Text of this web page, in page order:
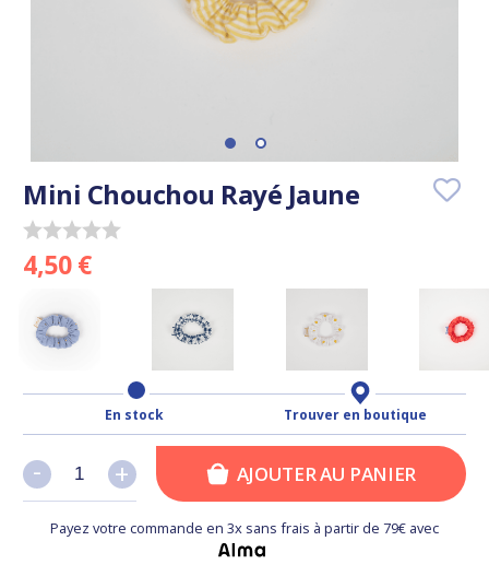
Mini Chouchou Rayé Jaune
4,50 €
En stock Trouver en boutique
+
- +
- AJOUTER AU PANIER
Payez votre commande en 3x sans frais à partir de 79€ avec